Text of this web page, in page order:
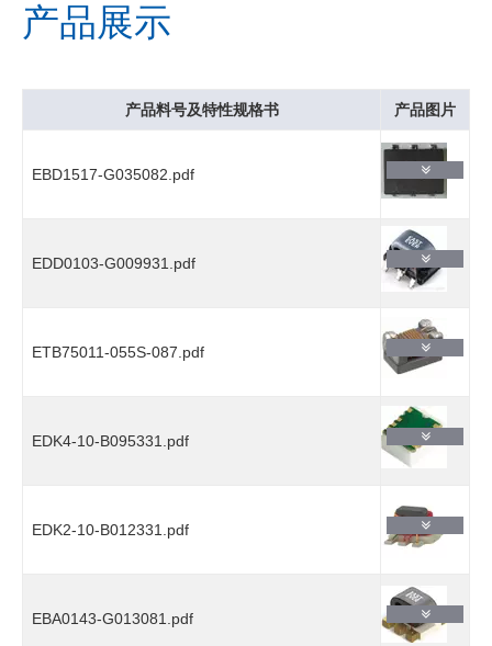
产品展示
产品料号及特性规格书 产品图片
EBD1517-G035082.pdf
EDD0103-G009931.pdf
ETB75011-055S-087.pdf
EDK4-10-B095331.pdf
EDK2-10-B012331.pdf
EBA0143-G013081.pdf